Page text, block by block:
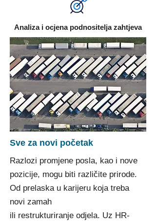
Analiza i ocjena podnositelja zahtjeva
Sve za novi početak
Razlozi promjene posla, kao i nove
pozicije, mogu biti različite prirode.
Od prelaska u karijeru koja treba
novi zamah
ili restrukturiranje odjela. Uz HR-